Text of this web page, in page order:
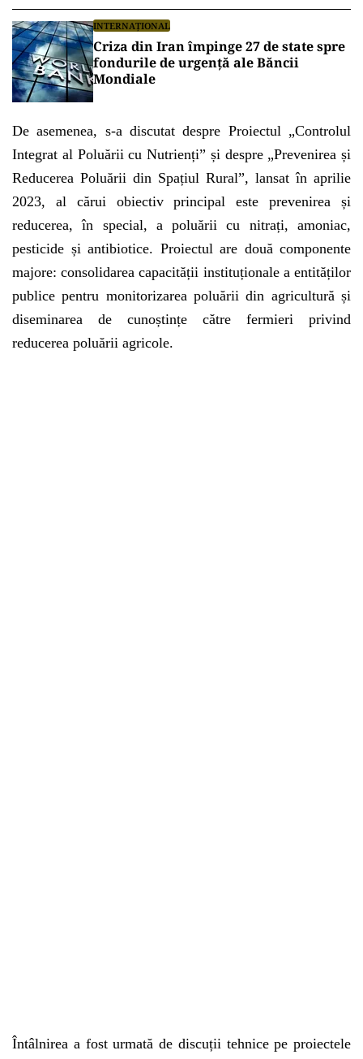
INTERNAȚIONAL
Criza din Iran împinge 27 de state spre
fondurile de urgență ale Băncii
Mondiale
De asemenea, s-a discutat despre Proiectul „Controlul
Integrat al Poluării cu Nutrienți” și despre „Prevenirea și
Reducerea Poluării din Spațiul Rural”, lansat în aprilie
2023, al cărui obiectiv principal este prevenirea și
reducerea, în special, a poluării cu nitrați, amoniac,
pesticide și antibiotice. Proiectul are două componente
majore: consolidarea capacității instituționale a entităților
publice pentru monitorizarea poluării din agricultură și
diseminarea de cunoștințe către fermieri privind
reducerea poluării agricole.
Întâlnirea a fost urmată de discuții tehnice pe proiectele